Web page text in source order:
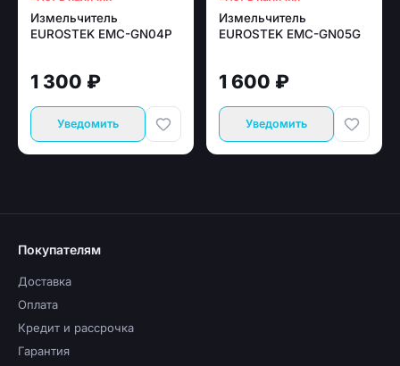
Измельчитель
EUROSTEK EMC-GN04P
1 300 ₽
Уведомить
Измельчитель
EUROSTEK EMC-GN05G
1 600 ₽
Уведомить
Покупателям
Доставка
Оплата
Кредит и рассрочка
Гарантия